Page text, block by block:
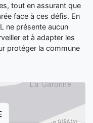
tout en assurant que
face à ces défis. En
ne présente aucun
et à adapter les
protéger la commune